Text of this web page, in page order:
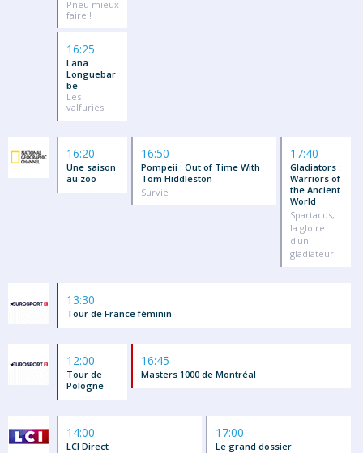
Pneu mieux
faire !
16:25
Lana
Longuebar
be
Les
valfuries
16:20
Une saison
au zoo
16:50
Pompeii : Out of Time With
Tom Hiddleston
Survie
17:40
Gladiators :
Warriors of
the Ancient
World
Spartacus,
la gloire
d'un
gladiateur
13:30
Tour de France féminin
12:00
Tour de
Pologne
16:45
Masters 1000 de Montréal
14:00
LCI Direct
17:00
Le grand dossier